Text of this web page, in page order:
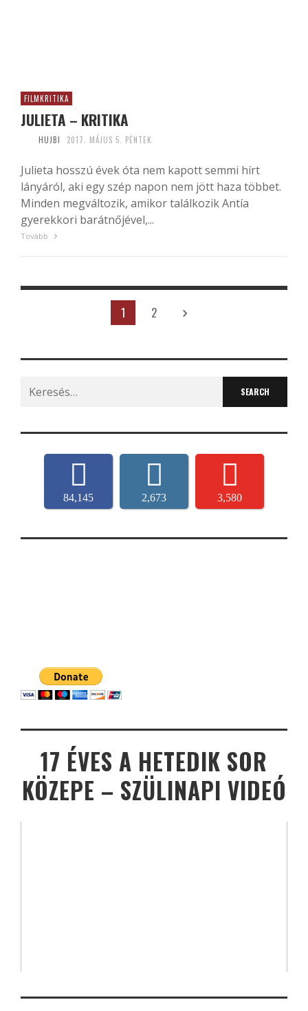
FILMKRITIKA
JULIETA – KRITIKA
HUJBI 2017. MÁJUS 5. PÉNTEK
Julieta hosszú évek óta nem kapott semmi hírt
lányáról, aki egy szép napon nem jött haza többet.
Minden megváltozik, amikor találkozik Antía
gyerekkori barátnőjével,...
Tovább
1 2
Search
for:
84,145 2,673 3,580
17 ÉVES A HETEDIK SOR
KÖZEPE – SZÜLINAPI VIDEÓ